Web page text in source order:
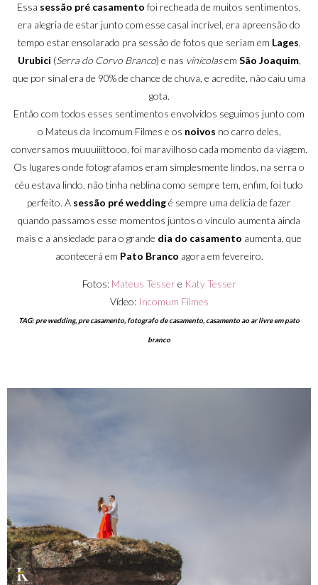
Essa sessão pré casamento foi recheada de muitos sentimentos,
era alegria de estar junto com esse casal incrível, era apreensão do
tempo estar ensolarado pra sessão de fotos que seriam em Lages,
Urubici (Serra do Corvo Branco) e nas vinícolasem São Joaquim,
que por sinal era de 90% de chance de chuva, e acredite, não caiu uma
gota.
Então com todos esses sentimentos envolvidos seguimos junto com
o Mateus da Incomum Filmes e os noivos no carro deles,
conversamos muuuiiittooo, foi maravilhoso cada momento da viagem.
Os lugares onde fotografamos eram simplesmente lindos, na serra o
céu estava lindo, não tinha neblina como sempre tem, enfim, foi tudo
perfeito. A sessão pré weddingé sempre uma delícia de fazer
quando passamos esse momentos juntos o vínculo aumenta ainda
mais e a ansiedade para o grande dia do casamento aumenta, que
acontecerá em Pato Branco agora em fevereiro.
Fotos: Mateus Tesser e Katy Tesser
Vídeo: Incomum Filmes
TAG: pre wedding, pre casamento, fotografo de casamento, casamento ao ar livre em pato
branco